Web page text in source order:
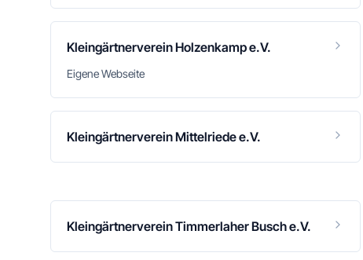
Kleingärtnerverein Holzenkamp e.V.
Eigene Webseite
Kleingärtnerverein Mittelriede e.V.
Kleingärtnerverein Timmerlaher Busch e.V.